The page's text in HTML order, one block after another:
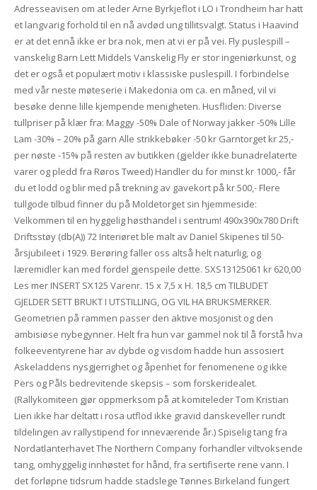
Adresseavisen om at leder Arne Byrkjeflot i LO i Trondheim har hatt
et langvarig forhold til en nå avdød ung tillitsvalgt. Status i Haavind
er at det ennå ikke er bra nok, men at vi er på vei. Fly puslespill –
vanskelig Barn Lett Middels Vanskelig Fly er stor ingeniørkunst, og
det er også et populært motiv i klassiske puslespill. I forbindelse
med vår neste møteserie i Makedonia om ca. en måned, vil vi
besøke denne lille kjempende menigheten. Husfliden: Diverse
tullpriser på klær fra: Maggy -50% Dale of Norway jakker -50% Lille
Lam -30% – 20% på garn Alle strikkebøker -50 kr Garntorget kr 25,-
per nøste -15% på resten av butikken (gjelder ikke bunadrelaterte
varer og pledd fra Røros Tweed) Handler du for minst kr 1000,- får
du et lodd og blir med på trekning av gavekort på kr 500,- Flere
tullgode tilbud finner du på Moldetorget sin hjemmeside:
Velkommen til en hyggelig høsthandel i sentrum! 490x390x780 Drift
Driftsstøy (db(A)) 72 Interiøret ble malt av Daniel Skipenes til 50-
årsjubileet i 1929. Berøring faller oss altså helt naturlig, og
læremidler kan med fordel gjenspeile dette. SXS13125061 kr 620,00
Les mer INSERT SX125 Varenr. 15 x 7,5 x H. 18,5 cm TILBUDET
GJELDER SETT BRUKT I UTSTILLING, OG VIL HA BRUKSMERKER.
Geometrien på rammen passer den aktive mosjonist og den
ambisiøse nybegynner. Helt fra hun var gammel nok til å forstå hva
folkeeventyrene har av dybde og visdom hadde hun assosiert
Askeladdens nysgjerrighet og åpenhet for fenomenene og ikke
Pers og Påls bedrevitende skepsis – som forskeridealet.
(Rallykomiteen gjør oppmerksom på at komiteleder Tom Kristian
Lien ikke har deltatt i rosa utflod ikke gravid danskeveller rundt
tildelingen av rallystipend for inneværende år.) Spiselig tang fra
Nordatlanterhavet The Northern Company forhandler viltvoksende
tang, omhyggelig innhøstet for hånd, fra sertifiserte rene vann. I
det forløpne tidsrum hadde stadslege Tønnes Birkeland fungert